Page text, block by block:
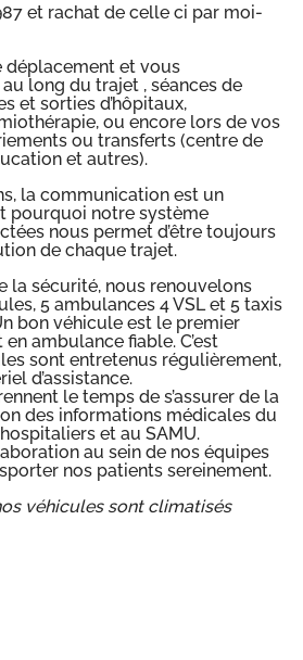
et rachat de celle ci par moi-
déplacement et vous
long du trajet , séances de
et sorties d’hôpitaux,
ou encore lors de vos
ou transferts (centre de
et autres).
la communication est un
pourquoi notre système
nous permet d’être toujours
de chaque trajet.
la sécurité, nous renouvelons
5 ambulances 4 VSL et 5 taxis
bon véhicule est le premier
ambulance fiable. C’est
sont entretenus régulièrement,
d’assistance.
le temps de s’assurer de la
des informations médicales du
et au SAMU.
au sein de nos équipes
nos patients sereinement.
véhicules sont climatisés